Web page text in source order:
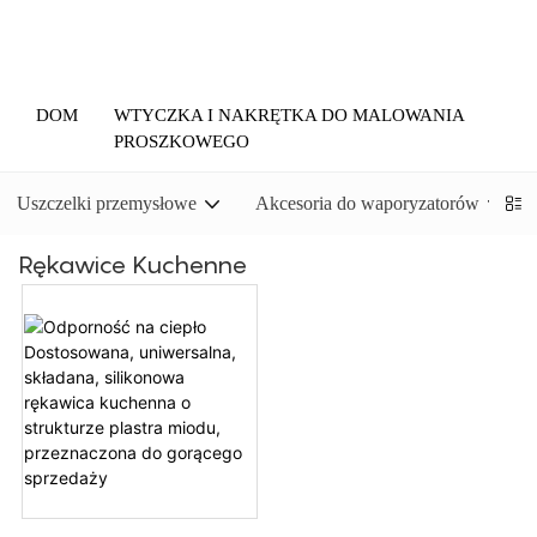
DOM
WTYCZKA I NAKRĘTKA DO MALOWANIA
PROSZKOWEGO
Uszczelki przemysłowe Akcesoria do waporyzatorów
Rękawice Kuchenne